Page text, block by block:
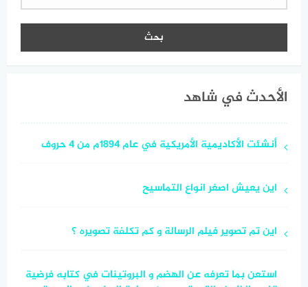
الأحدث في شاهد
أنشئت الأكاديمية الأمريكية في عام 1894م من ٤ حروف
اين يعيش اصغر انواع التماسيح
اين تم تصوير فيلم الرسالة و كم تكلفة تصويره ؟
استعن بما تعرفه عن الهضم و البروتينات في كتابه فرضية